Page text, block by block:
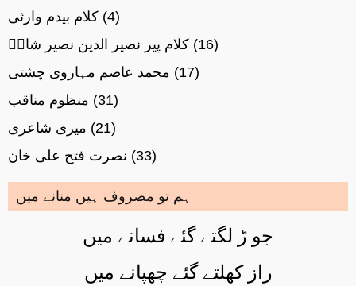
کلام بیدم وارثی (4)
کلام پیر نصیر الدین نصیر شاہؒ (16)
محمد عاصم مہاروی چشتی (17)
منظوم مناقب (31)
میری شاعری (21)
نصرت فتح علی خان (33)
ہم تو مصروف ہیں منانے میں
جو ڑ لگتے گئے فسانے میں
راز کھلتے گئے چھپانے میں